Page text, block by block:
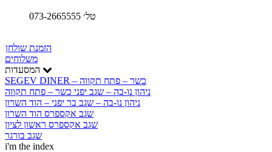
טל׳ 073-2665555
הזמנת שולחן
משלוחים
SEGEV DINER – כשר – פתח תקווה
ניהון נו-בה – שגב יפני כשר – פתח תקווה
ניהון נו-בה – שגב בר יפני – הוד השרון
שגב אקספרס הוד השרון
שגב אקספרס ראשון לציון
שגב בורגר
i'm the index